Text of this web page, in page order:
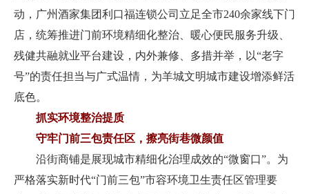
动，广州酒家集团利口福连锁公司立足全市240余家线下门
店，统筹推进门前环境精细化整治、暖心便民服务升级、
残健共融就业平台建设，内外兼修、多措并举，以“老字
号”的责任担当与广式温情，为羊城文明城市建设增添鲜活
底色。
抓实环境整治提质
守牢门前三包责任区，擦亮街巷微颜值
沿街商铺是展现城市精细化治理成效的“微窗口”。为
严格落实新时代“门前三包”市容环境卫生责任区管理要